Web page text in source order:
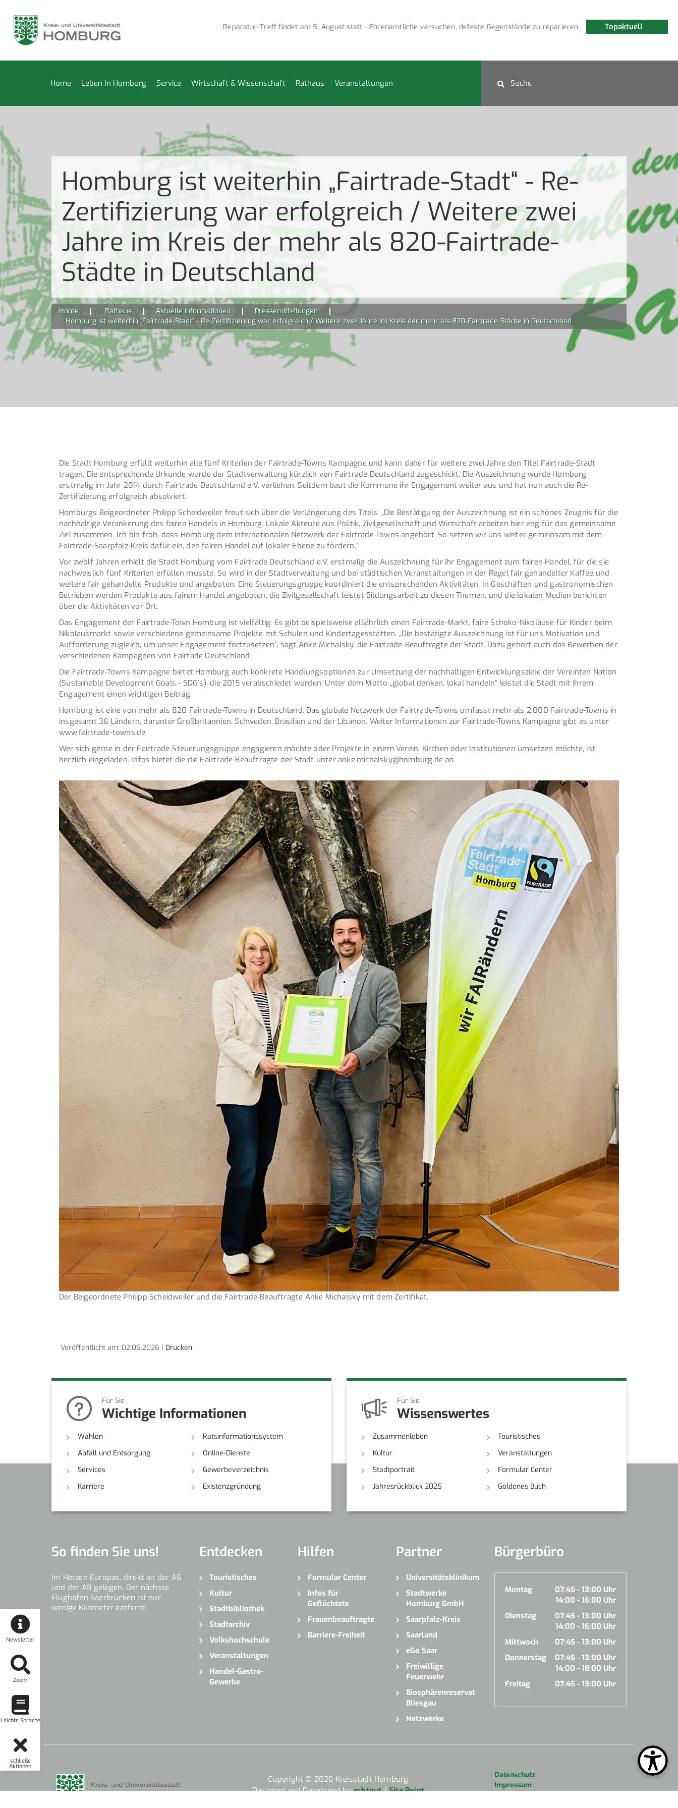
Newsletter
Zoom
Leichte Sprache
schließe
Aktionen
Topaktuell
vom 27. Juli bis 14. August geschlossen Reparatur-Treff findet am 5. August statt - Ehrenamtliche versuchen, defekte Gegenstände zu reparieren Fledermauswanderung
Home Leben In Homburg Service Wirtschaft & Wissenschaft Rathaus Veranstaltungen
Homburg ist weiterhin „Fairtrade-Stadt“ - Re-
Zertifizierung war erfolgreich / Weitere zwei
Jahre im Kreis der mehr als 820-Fairtrade-
Städte in Deutschland
Home Rathaus Aktuelle Informationen
Pressemitteilungen
Homburg ist weiterhin „Fairtrade-Stadt“ - Re-Zertifizierung war erfolgreich / Weitere zwei Jahre im Kreis der mehr als 820-Fairtrade-Städte in Deutschland
Die Stadt Homburg erfüllt weiterhin alle fünf Kriterien der Fairtrade-Towns Kampagne und kann daher für weitere zwei Jahre den Titel Fairtrade-Stadt
tragen. Die entsprechende Urkunde wurde der Stadtverwaltung kürzlich von Fairtrade Deutschland zugeschickt. Die Auszeichnung wurde Homburg
erstmalig im Jahr 2014 durch Fairtrade Deutschland e.V. verliehen. Seitdem baut die Kommune ihr Engagement weiter aus und hat nun auch die Re-
Zertifizierung erfolgreich absolviert.
Homburgs Beigeordneter Philipp Scheidweiler freut sich über die Verlängerung des Titels: „Die Bestätigung der Auszeichnung ist ein schönes Zeugnis für die
nachhaltige Verankerung des fairen Handels in Homburg. Lokale Akteure aus Politik, Zivilgesellschaft und Wirtschaft arbeiten hier eng für das gemeinsame
Ziel zusammen. Ich bin froh, dass Homburg dem internationalen Netzwerk der Fairtrade-Towns angehört. So setzen wir uns weiter gemeinsam mit dem
Fairtrade-Saarpfalz-Kreis dafür ein, den fairen Handel auf lokaler Ebene zu fördern.“
Vor zwölf Jahren erhielt die Stadt Homburg vom Fairtrade Deutschland e.V. erstmalig die Auszeichnung für ihr Engagement zum fairen Handel, für die sie
nachweislich fünf Kriterien erfüllen musste. So wird in der Stadtverwaltung und bei städtischen Veranstaltungen in der Regel fair gehandelter Kaffee und
weitere fair gehandelte Produkte und angeboten. Eine Steuerungsgruppe koordiniert die entsprechenden Aktivitäten. In Geschäften und gastronomischen
Betrieben werden Produkte aus fairem Handel angeboten, die Zivilgesellschaft leistet Bildungsarbeit zu diesen Themen, und die lokalen Medien berichten
über die Aktivitäten vor Ort.
Das Engagement der Fairtrade-Town Homburg ist vielfältig: Es gibt beispielsweise alljährlich einen Fairtrade-Markt, faire Schoko-Nikoläuse für Kinder beim
Nikolausmarkt sowie verschiedene gemeinsame Projekte mit Schulen und Kindertagesstätten. „Die bestätigte Auszeichnung ist für uns Motivation und
Aufforderung zugleich, um unser Engagement fortzusetzen“, sagt Anke Michalsky, die Fairtrade-Beauftragte der Stadt. Dazu gehört auch das Bewerben der
verschiedenen Kampagnen von Fairtade Deutschland.
Die Fairtrade-Towns Kampagne bietet Homburg auch konkrete Handlungsoptionen zur Umsetzung der nachhaltigen Entwicklungsziele der Vereinten Nation
(Sustainable Development Goals - SDG´s), die 2015 verabschiedet wurden. Unter dem Motto „global denken, lokal handeln“ leistet die Stadt mit ihrem
Engagement einen wichtigen Beitrag.
Homburg ist eine von mehr als 820 Fairtrade-Towns in Deutschland. Das globale Netzwerk der Fairtrade-Towns umfasst mehr als 2.000 Fairtrade-Towns in
insgesamt 36 Ländern, darunter Großbritannien, Schweden, Brasilien und der Libanon. Weiter Informationen zur Fairtrade-Towns Kampagne gibt es unter
www.fairtrade-towns.de.
Wer sich gerne in der Fairtrade-Steuerungsgruppe engagieren möchte oder Projekte in einem Verein, Kirchen oder Institutionen umsetzen möchte, ist
herzlich eingeladen. Infos bietet die die Fairtrade-Beauftragte der Stadt unter anke.michalsky@homburg.de an.
Der Beigeordnete Philipp Scheidweiler und die Fairtrade-Beauftragte Anke Michalsky mit dem Zertifikat.
Veröffentlicht am: 02.06.2026 | Drucken
Für Sie
Wichtige Informationen
Wahlen
Ratsinformationssystem
Abfall und Entsorgung
Online-Dienste
Services
Gewerbeverzeichnis
Karriere
Existenzgründung
Für Sie
Wissenswertes
Zusammenleben
Touristisches
Kultur
Veranstaltungen
Stadtportrait
Formular Center
Jahresrückblick 2025
Goldenes Buch
So finden Sie uns!
Im Herzen Europas, direkt an der A6
und der A8 gelegen. Der nächste
Flughafen Saarbrücken ist nur
wenige Kilometer entfernt.
Entdecken
Touristisches
Kultur
Stadtbibliothek
Stadtarchiv
Volkshochschule
Veranstaltungen
Handel-Gastro-
Gewerbe
Hilfen
Formular Center
Infos für
Geflüchtete
Frauenbeauftragte
Barriere-Freiheit
Partner
Universitätsklinikum
Stadtwerke
Homburg GmbH
Saarpfalz-Kreis
Saarland
eGo Saar
Freiwillige
Feuerwehr
Biosphärenreservat
Bliesgau
Netzwerke
Bürgerbüro
Montag
07:45 - 13:00 Uhr
14:00 - 16:00 Uhr
Dienstag
07:45 - 13:00 Uhr
14:00 - 16:00 Uhr
Mittwoch
07:45 - 13:00 Uhr
Donnerstag
07:45 - 13:00 Uhr
14:00 - 18:00 Uhr
Freitag
07:45 - 13:00 Uhr
Copyright © 2026 Kreisstadt Homburg.
Designed and Developed byechtgut/Site Point.
Datenschutz
Impressum